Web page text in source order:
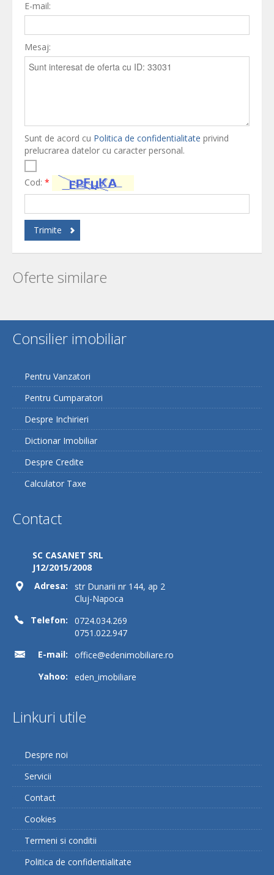
E-mail:
Mesaj:
Sunt de acord cu Politica de confidentialitate privind
prelucrarea datelor cu caracter personal.
Cod: *
Trimite
Oferte similare
Consilier imobiliar
Pentru Vanzatori
Pentru Cumparatori
Despre Inchirieri
Dictionar Imobiliar
Despre Credite
Calculator Taxe
Contact
SC CASANET SRL
J12/2015/2008
Adresa:
str Dunarii nr 144, ap 2
Cluj-Napoca
Telefon:
0724.034.269
0751.022.947
E-mail:
office@edenimobiliare.ro
Yahoo:
eden_imobiliare
Linkuri utile
Despre noi
Servicii
Contact
Cookies
Termeni si conditii
Politica de confidentialitate